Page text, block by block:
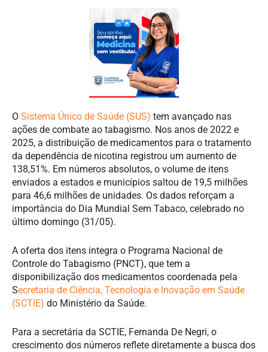
O Sistema Único de Saúde (SUS) tem avançado nas
ações de combate ao tabagismo. Nos anos de 2022 e
2025, a distribuição de medicamentos para o tratamento
da dependência de nicotina registrou um aumento de
138,51%. Em números absolutos, o volume de itens
enviados a estados e municípios saltou de 19,5 milhões
para 46,6 milhões de unidades. Os dados reforçam a
importância do Dia Mundial Sem Tabaco, celebrado no
último domingo (31/05).
A oferta dos itens integra o Programa Nacional de
Controle do Tabagismo (PNCT), que tem a
disponibilização dos medicamentos coordenada pela
Secretaria de Ciência, Tecnologia e Inovação em Saúde
(SCTIE) do Ministério da Saúde.
Para a secretária da SCTIE, Fernanda De Negri, o
crescimento dos números reflete diretamente a busca dos